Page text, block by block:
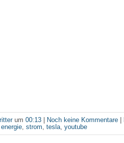
um00:13 Noch keine Kommentare
energie,strom,tesla,youtube